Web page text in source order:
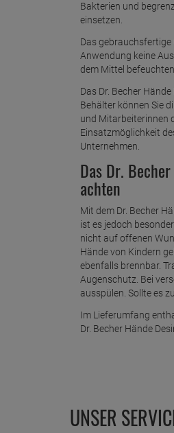
Bakterien und
einsetzen.
Das
Anwendung keine
dem Mittel
Das Dr. Becher
Behälter können Sie
und Mitarbeiterinnen
Einsatzmöglichkeit
Unternehmen.
Das Dr.
achten
Mit dem Dr. Becher
ist es jedoch
nicht auf offenen
Hände von Kindern
ebenfalls brennbar.
Augenschutz. Bei
ausspülen. Sollte es
Im Lieferumfang
Dr. Becher Hände
UNSER